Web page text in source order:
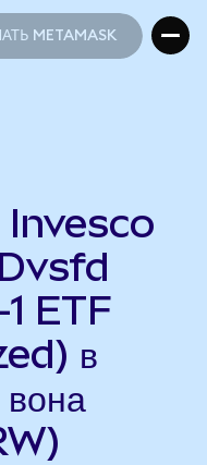
METAMASK
Invesco
ETF
в